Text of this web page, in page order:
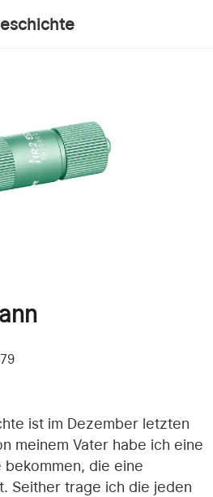
79
ist im Dezember letzten
meinem Vater habe ich eine
bekommen, die eine
Seither trage ich die jeden